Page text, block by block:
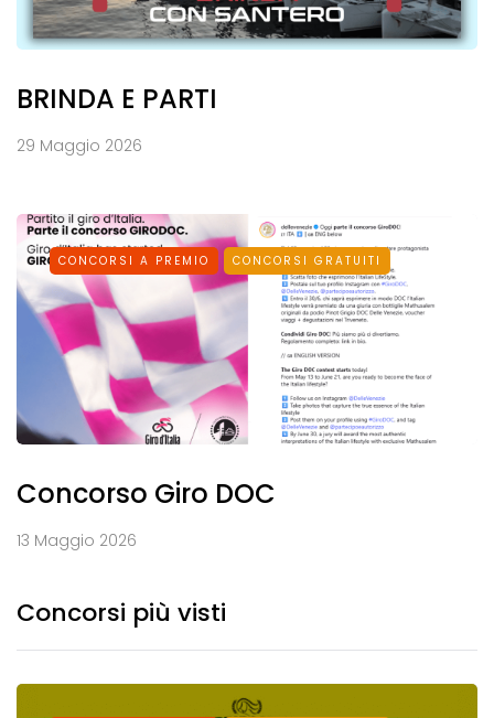
BRINDA E PARTI
29 Maggio 2026
CONCORSI A PREMIO CONCORSI GRATUITI
Concorso Giro DOC
13 Maggio 2026
Concorsi più visti